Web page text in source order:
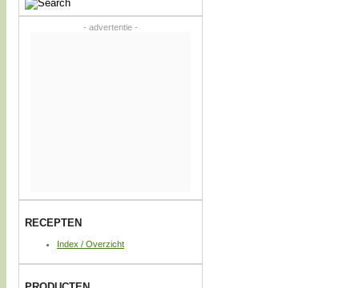
- advertentie -
RECEPTEN
Index / Overzicht